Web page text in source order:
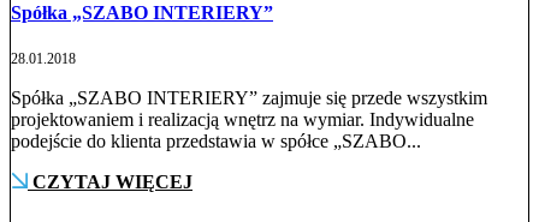
Spółka „SZABO INTERIERY”
28.01.2018
Spółka „SZABO INTERIERY” zajmuje się przede wszystkim
projektowaniem i realizacją wnętrz na wymiar. Indywidualne
podejście do klienta przedstawia w spółce „SZABO...
CZYTAJ WIĘCEJ